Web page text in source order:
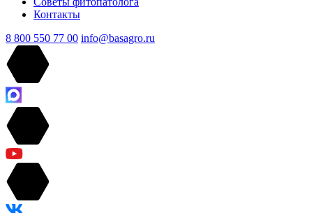
Контакты
8 800 550 77 00 info@basagro.ru